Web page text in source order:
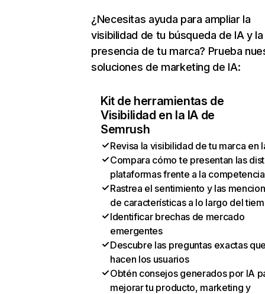
¿Necesitas ayuda para ampliar la
visibilidad de tu búsqueda de IA y la
presencia de tu marca? Prueba
soluciones de marketing de IA:
Kit de herramientas de
Visibilidad en la IA de
Semrush
Revisa la visibilidad de tu marca en
Compara cómo te presentan las
plataformas frente a la competencia
Rastrea el sentimiento y las
de características a lo largo del
Identificar brechas de mercado
emergentes
Descubre las preguntas exactas
hacen los usuarios
Obtén consejos generados por IA
mejorar tu producto, marketing y